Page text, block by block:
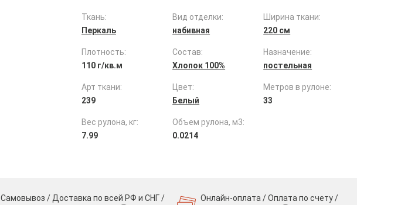
Ткань:
Перкаль
Вид отделки:
набивная
Ширина ткани:
220 см
Плотность:
110 г/кв.м
Состав:
Хлопок 100%
Назначение:
постельная
Арт ткани:
239
Цвет:
Белый
Метров в рулоне:
33
Вес рулона, кг:
7.99
Объем рулона, м3:
0.0214
Самовывоз / Доставка по всей РФ и СНГ /
Онлайн-оплата / Оплата по счету /